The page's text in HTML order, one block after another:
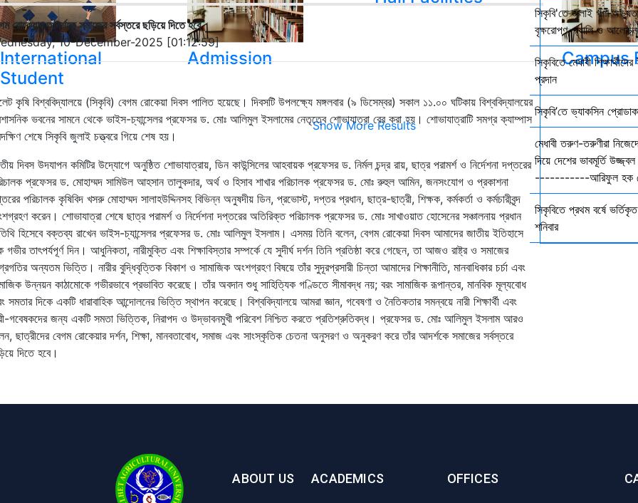
International
Student
Admission Campus
Show More Results
রোকেয়ার আদর্শকে সমাজের সর্বস্তরে ছড়িয়ে দিতে হবে
10-December-2025 [01:12:59]
কৃষি বিশ্ববিদ্যালয়ে (সিকৃবি) বেগম রোকেয়া দিবস পালিত হয়েছে। দিবসটি উপলক্ষ্যে মঙ্গলবার (৯ ডিসেম্বর) সকাল ১১.০০ ঘটিকায় বিশ্ববিদ্যালয়ের
ভবনের সামনে থেকে ভাইস-চ্যান্সেলর প্রফেসর ড. মোঃ আলিমুল ইসলামের নেতৃত্বে শোভাযাত্রা বের করা হয়। শোভাযাত্রাটি সমগ্র ক্যাম্পাস
শেষে সিকৃবি জুলাই চত্ত্বরে গিয়ে শেষ হয়।
দিবস উদযাপন কমিটির উদ্যোগে অনুষ্ঠিত শোভাযাত্রায়, ডিন কাউন্সিলের আহবায়ক প্রফেসর ড. নির্মল চন্দ্র রায়, ছাত্র পরামর্শ ও নির্দেশনা দপ্তরের
প্রফেসর ড. মোহাম্মদ সামিউল আহসান তালুকদার, অর্থ ও হিসাব শাখার পরিচালক প্রফেসর ড. মোঃ রুহুল আমিন, জনসংযোগ ও প্রকাশনা
পরিচালক কৃষিবিদ খসরু মোহাম্মদ সালাহউদ্দিনসহ বিভিন্ন অনুষদীয় ডিন, প্রভোস্ট, দপ্তর প্রধান, ছাত্র-ছাত্রী, শিক্ষক, কর্মকর্তা ও কর্মচারীবৃন্দ
করেন। শোভাযাত্রা শেষে ছাত্র পরামর্শ ও নির্দেশনা দপ্তরের অতিরিক্ত পরিচালক প্রফেসর ড. মোঃ সাখাওয়াত হোসেনের সঞ্চালনায় প্রধান
হিসেবে বক্তব্য রাখেন ভাইস-চ্যান্সেলর প্রফেসর ড. মোঃ আলিমুল ইসলাম। এসময় তিনি বলেন, বেগম রোকেয়া দিবস আমাদের জাতীয় ইতিহাসে
তাৎপর্যপূর্ণ দিন। আধুনিকতা, নারীমুক্তি এবং শিক্ষাবিস্তার সম্পর্কে যে সুদীর্ঘ দর্শন তিনি প্রতিষ্ঠা করে গেছেন, তা আজও রাষ্ট্র ও সমাজের
অন্যতম ভিত্তি। নারীর বুদ্ধিবৃত্তিক বিকাশ ও সামাজিক অংশগ্রহণ বিষয়ে তাঁর সুদূরপ্রসারী চিন্তা আমাদের শিক্ষানীতি, মানবাধিকার চর্চা এবং
উন্নয়ন কাঠামোকে গভীরভাবে প্রভাবিত করেছে। তাঁর অবদান শুধু সাহিত্যিক গণ্ডিতে সীমাবদ্ধ নয়; বরং সামাজিক রূপান্তর, মানবিক মূল্যবোধ
সমতার দিকে একটি ধারাবাহিক আন্দোলনের ভিত্তি স্থাপন করেছে। বিশ্ববিদ্যালয়ে আমরা জ্ঞান, গবেষণা ও নৈতিকতার সমন্বয়ে নারী শিক্ষার্থী এবং
গবেষকদের জন্য একটি সমতা ভিত্তিক, নিরাপদ ও উদ্ভাবনমুখী পরিবেশ নিশ্চিত করতে প্রতিশ্রুতিবদ্ধ। প্রফেসর ড. মোঃ আলিমুল ইসলাম আরও
ছাত্রীদের বেগম রোকেয়ার দর্শন, শিক্ষা, মানবতাবোধ, সমাজ এবং সাংস্কৃতিক চেতনা অনুসরণ ও অনুকরণ করে তাঁর আদর্শকে সমাজের সর্বস্তরে
দিতে হবে।
সিকৃবি'তে জুলাই গণ-
বৃক্ষরোপণ, র‍্যালি ও
সিকৃবিতে মেধাবী
প্রদান
সিকৃবি’তে ভ্যাকসিন
মেধাবী তরুণ-তরুণীরা
দিয়ে দেশের ভাবমূর্তি
-----------আরিফুল হক
সিকৃবিতে প্রথম বর্ষে ভর্তিকৃত
শনিবার
ABOUT US ACADEMICS OFFICES